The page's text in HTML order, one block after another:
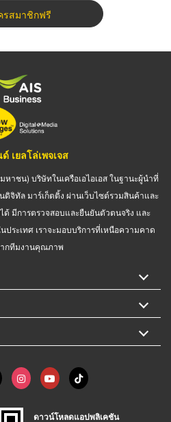
รสมาชิกฟรี
เยลโล่เพจเจส
หาชน) บริษัทในเครือเอไอเอส ในฐานะผู้นำที่
จิทัล มาร์เก็ตติ้ง ผ่านเว็บไซต์รวมสินค้าและ
ด้ มีการตรวจสอบและยืนยันตัวตนจริง และ
ระเทศ เราจะมอบบริการที่เหนือความคาด
กทีมงานคุณภาพ
ดาวน์โหลดแอปพลิเคชัน